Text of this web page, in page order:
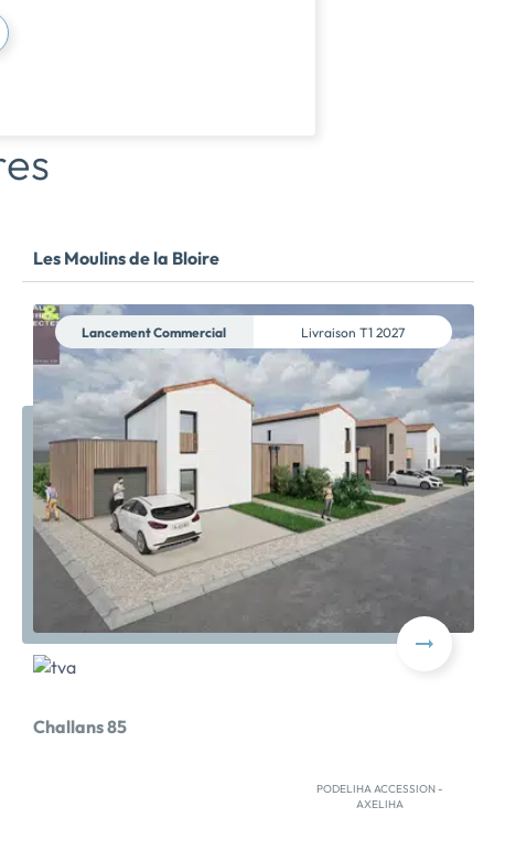
Les Moulins de la Bloire
Lancement Commercial Livraison T1 2027
Challans 85
PODELIHA ACCESSION -
AXELIHA